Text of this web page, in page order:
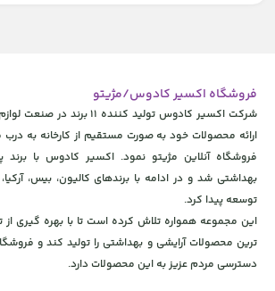
فروشگاه اکسیر کادوس/مژیتو
شرکت اکسیر کادوس تولید کننده
ارائه محصولات خود به صورت مستقیم از کارخانه به درب
فروشگاه آنلاین مژیتو نمود. اکسیر کادوس با برند
بهداشتی شد و در ادامه با برندهای کالیون، بیس،
توسعه پیدا کرد.
این مجموعه همواره تلاش کرده است تا با بهره گیری از
ترین محصولات آرایشی و بهداشتی را تولید کند و
دسترسی مردم عزیز به این محصولات دارد.